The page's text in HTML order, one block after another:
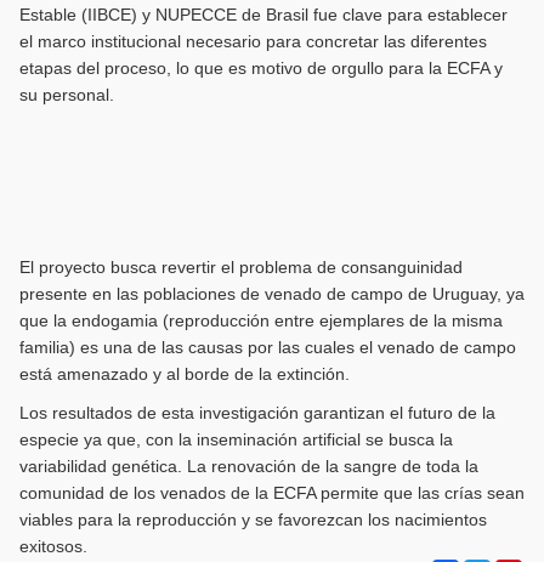
Estable (IIBCE) y NUPECCE de Brasil fue clave para establecer
el marco institucional necesario para concretar las diferentes
etapas del proceso, lo que es motivo de orgullo para la ECFA y
su personal.
El proyecto busca revertir el problema de consanguinidad
presente en las poblaciones de venado de campo de Uruguay, ya
que la endogamia (reproducción entre ejemplares de la misma
familia) es una de las causas por las cuales el venado de campo
está amenazado y al borde de la extinción.
Los resultados de esta investigación garantizan el futuro de la
especie ya que, con la inseminación artificial se busca la
variabilidad genética. La renovación de la sangre de toda la
comunidad de los venados de la ECFA permite que las crías sean
viables para la reproducción y se favorezcan los nacimientos
exitosos.